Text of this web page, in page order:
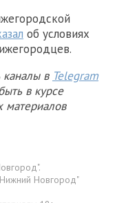
об условиях
в Telegram
в курсе
материалов
Новгород"